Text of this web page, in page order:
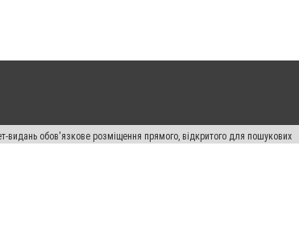
видань обов'язкове розміщення прямого, відкритого для пошукових